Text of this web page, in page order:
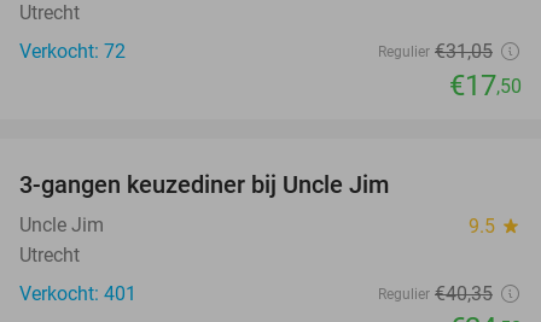
Utrecht
Verkocht: 72
Regulier €31,05
€17,50
3-gangen keuzediner bij Uncle Jim
Uncle Jim 9.5 star
Utrecht
Verkocht: 401
Regulier €40,35